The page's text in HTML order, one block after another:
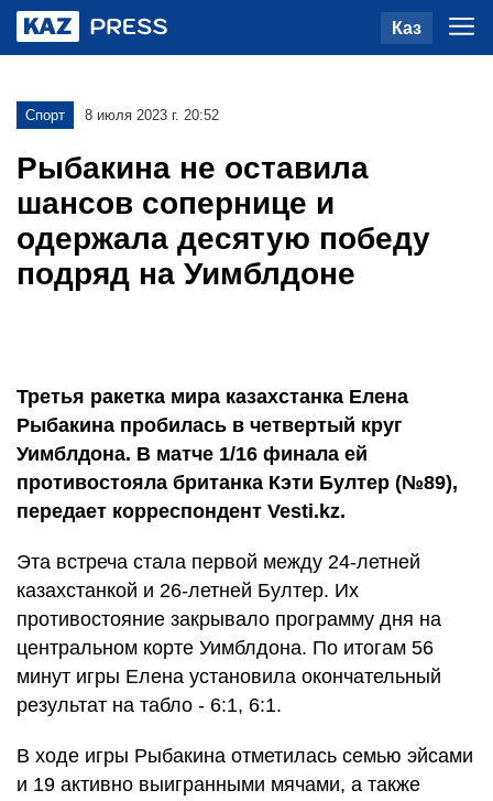
Каз
Спорт 8 июля 2023 г. 20:52
Рыбакина не оставила
шансов сопернице и
одержала десятую победу
подряд на Уимблдоне
Третья ракетка мира казахстанка Елена
Рыбакина пробилась в четвертый круг
Уимблдона. В матче 1/16 финала ей
противостояла британка Кэти Бултер (№89),
передает корреспондент Vesti.kz.
Эта встреча стала первой между 24-летней
казахстанкой и 26-летней Бултер. Их
противостояние закрывало программу дня на
центральном корте Уимблдона. По итогам 56
минут игры Елена установила окончательный
результат на табло - 6:1, 6:1.
В ходе игры Рыбакина отметилась семью эйсами
и 19 активно выигранными мячами, а также